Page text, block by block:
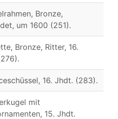
Bronze,
um 1600 (251).
Bronze, Ritter, 16.
16. Jhdt. (283).
mit
15. Jhdt.